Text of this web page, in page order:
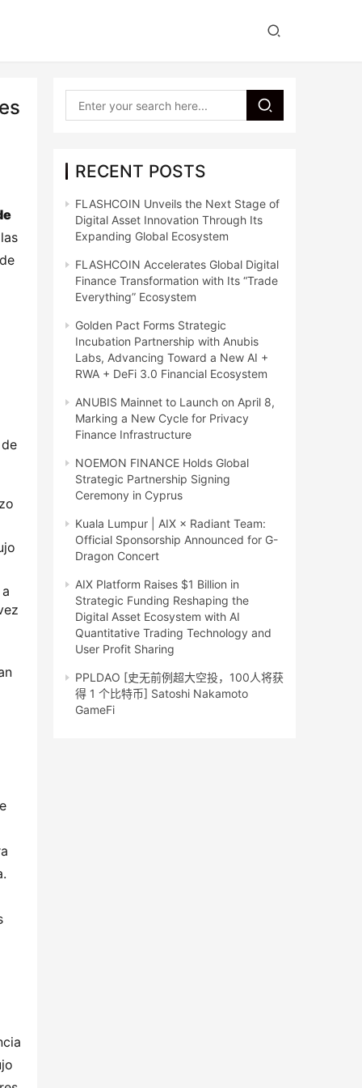
RECENT POSTS
FLASHCOIN Unveils the Next Stage of
Digital Asset Innovation Through Its
Expanding Global Ecosystem
FLASHCOIN Accelerates Global Digital
Finance Transformation with Its “Trade
Everything” Ecosystem
Golden Pact Forms Strategic
Incubation Partnership with Anubis
Labs, Advancing Toward a New AI +
RWA + DeFi 3.0 Financial Ecosystem
ANUBIS Mainnet to Launch on April 8,
Marking a New Cycle for Privacy
Finance Infrastructure
NOEMON FINANCE Holds Global
Strategic Partnership Signing
Ceremony in Cyprus
Kuala Lumpur | AIX × Radiant Team:
Official Sponsorship Announced for G-
Dragon Concert
AIX Platform Raises $1 Billion in
Strategic Funding Reshaping the
Digital Asset Ecosystem with AI
Quantitative Trading Technology and
User Profit Sharing
PPLDAO [史无前例超大空投，100人将获
得 1 个比特币] Satoshi Nakamoto
GameFi